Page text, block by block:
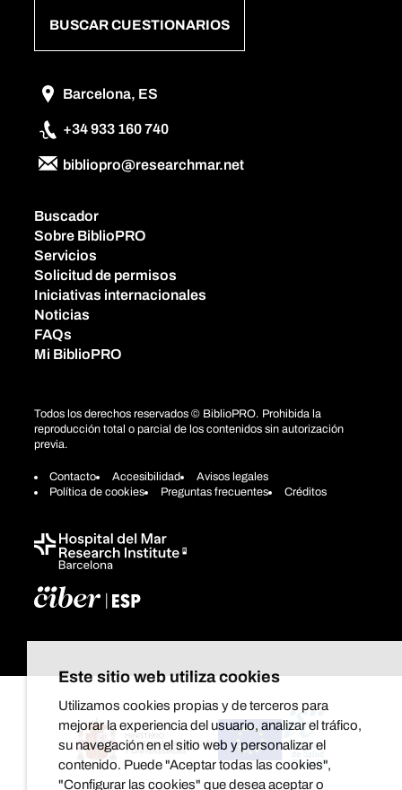
BUSCAR CUESTIONARIOS
Barcelona, ES
+34 933 160 740
bibliopro@researchmar.net
Buscador
Sobre BiblioPRO
Servicios
Solicitud de permisos
Iniciativas internacionales
Noticias
FAQs
Mi BiblioPRO
Todos los derechos reservados © BiblioPRO. Prohibida la
reproducción total o parcial de los contenidos sin autorización
previa.
Contacto Accesibilidad
Avisos legales
Política de cookies
Preguntas frecuentes Créditos
Este sitio web utiliza cookies
Utilizamos cookies propias y de terceros para
mejorar la experiencia del usuario, analizar el tráfico,
su navegación en el sitio web y personalizar el
contenido. Puede "Aceptar todas las cookies",
"Configurar las cookies" que desea aceptar o